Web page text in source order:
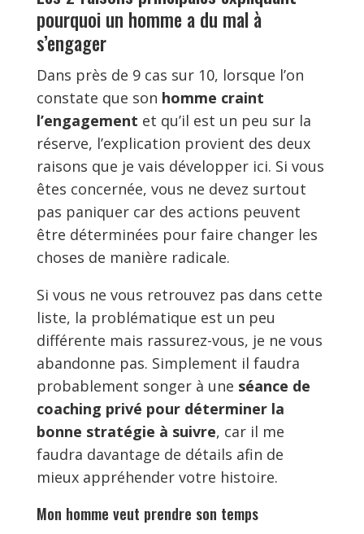
pourquoi un homme a du mal à
s’engager
Dans près de 9 cas sur 10, lorsque l’on
constate que son homme craint
l’engagement et qu’il est un peu sur la
réserve, l’explication provient des deux
raisons que je vais développer ici. Si vous
êtes concernée, vous ne devez surtout
pas paniquer car des actions peuvent
être déterminées pour faire changer les
choses de manière radicale.
Si vous ne vous retrouvez pas dans cette
liste, la problématique est un peu
différente mais rassurez-vous, je ne vous
abandonne pas. Simplement il faudra
probablement songer à une séance de
coaching privé pour déterminer la
bonne stratégie à suivre, car il me
faudra davantage de détails afin de
mieux appréhender votre histoire.
Mon homme veut prendre son temps